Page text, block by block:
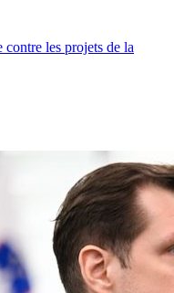
contre les projets de la